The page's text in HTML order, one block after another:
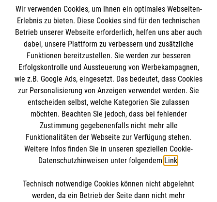
Informationen
Impressum
Datenschutz
Barrierefreiheit
Kontakt
Die Malteser
Malteser in Deutschland
Malteserorden
Sharepoint
Spendenkonto
Bank: Pax-Bank für Kirche und Caritas eG
So finden Sie uns
Wir verwenden Cookies, um Ihnen ein optimales Webseiten-
Erlebnis zu bieten. Diese Cookies sind für den technischen
Betrieb unserer Webseite erforderlich, helfen uns aber auch
dabei, unsere Plattform zu verbessern und zusätzliche
Funktionen bereitzustellen. Sie werden zur besseren
Erfolgskontrolle und Aussteuerung von Werbekampagnen,
wie z.B. Google Ads, eingesetzt. Das bedeutet, dass Cookies
zur Personalisierung von Anzeigen verwendet werden. Sie
entscheiden selbst, welche Kategorien Sie zulassen
möchten. Beachten Sie jedoch, dass bei fehlender
Zustimmung gegebenenfalls nicht mehr alle
Funktionalitäten der Webseite zur Verfügung stehen.
Weitere Infos finden Sie in unseren speziellen Cookie-
Datenschutzhinweisen unter folgendem Link.
Technisch notwendige Cookies können nicht abgelehnt
werden, da ein Betrieb der Seite dann nicht mehr